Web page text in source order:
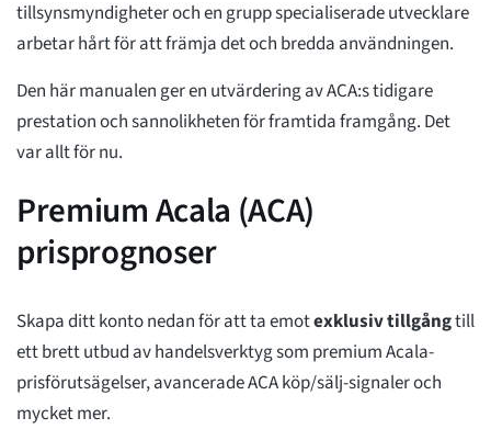
tillsynsmyndigheter och en grupp specialiserade utvecklare
arbetar hårt för att främja det och bredda användningen.
Den här manualen ger en utvärdering av ACA:s tidigare
prestation och sannolikheten för framtida framgång. Det
var allt för nu.
Premium Acala (ACA)
prisprognoser
Skapa ditt konto nedan för att ta emotexklusiv tillgångtill
ett brett utbud av handelsverktyg som premium Acala-
prisförutsägelser, avancerade ACA köp/sälj-signaler och
mycket mer.